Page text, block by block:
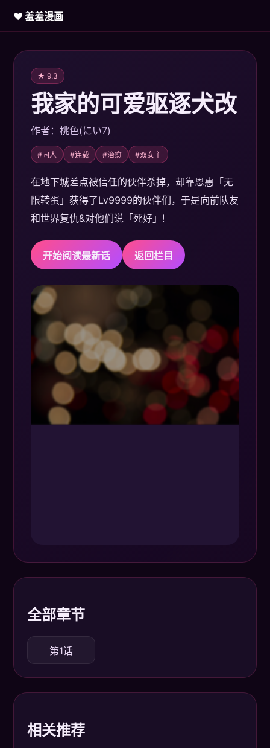
♥ 羞羞漫画
★ 9.3
我家的可爱驱逐犬改
作者：桃色(にい7)
#同人 #连载 #治愈 #双女主
在地下城差点被信任的伙伴杀掉，却靠恩惠「无
限转蛋」获得了Lv9999的伙伴们，于是向前队友
和世界复仇&对他们说「死好」!
开始阅读最新话 返回栏目
全部章节
第1话
相关推荐